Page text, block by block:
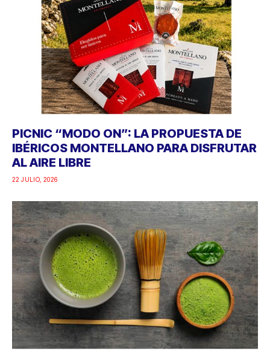
PICNIC “MODO ON”: LA PROPUESTA DE
IBÉRICOS MONTELLANO PARA DISFRUTAR
AL AIRE LIBRE
22 JULIO, 2026